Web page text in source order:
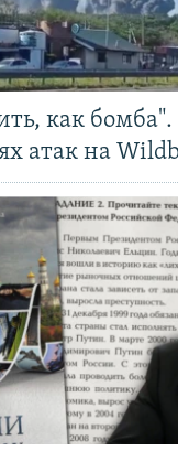
как бомба".
атак на